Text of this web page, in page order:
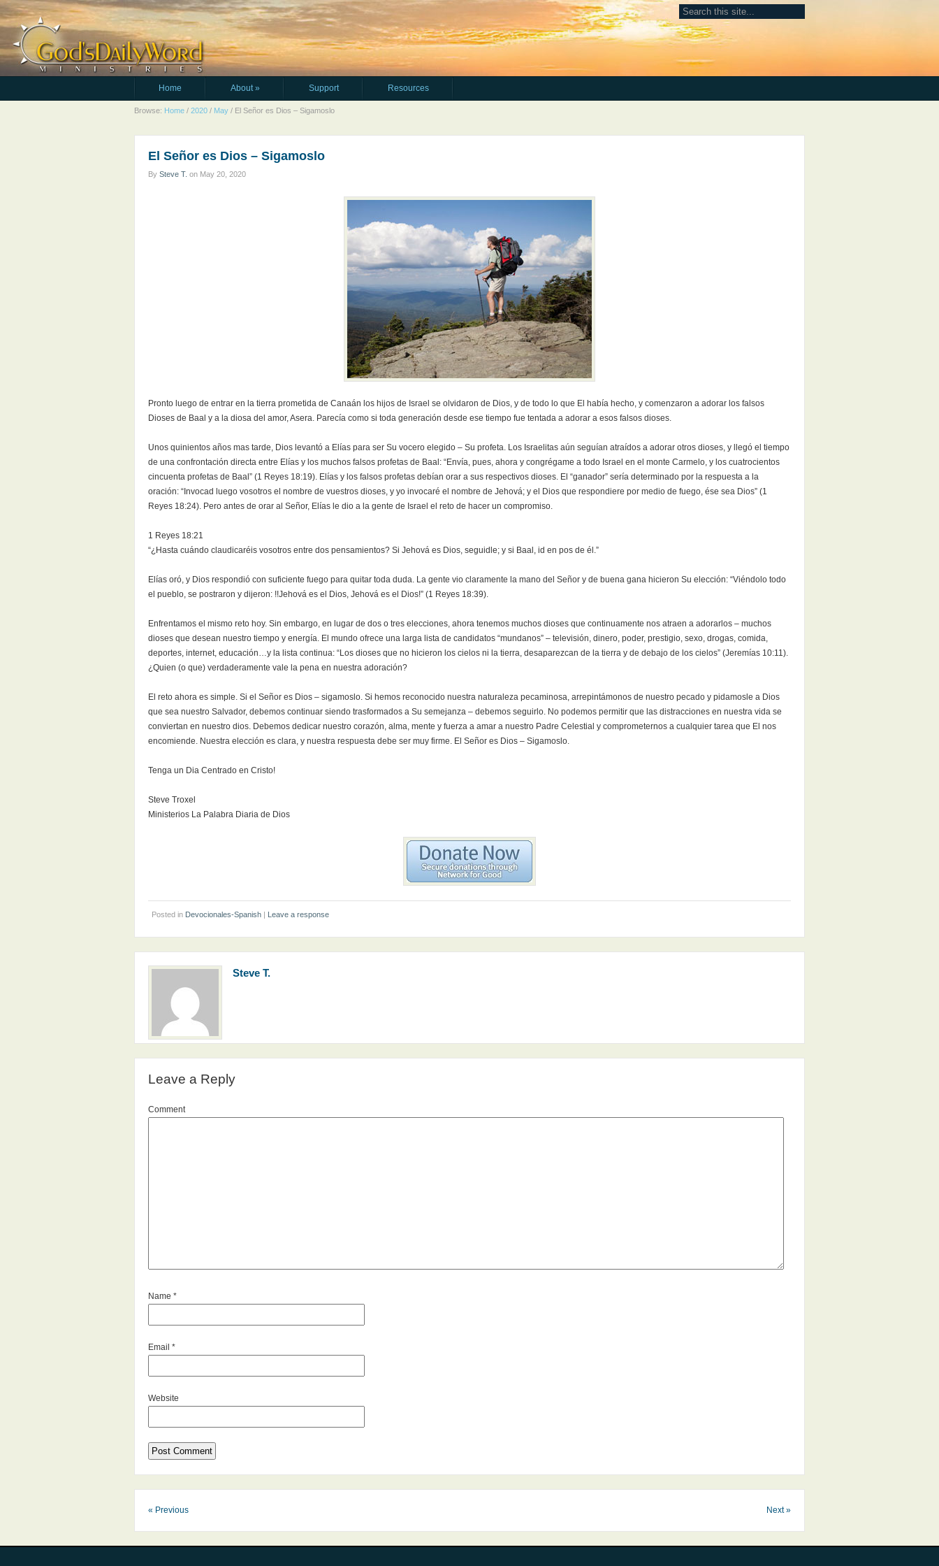
Home About» Support Resources
Browse: Home / 2020 / May / El Señor es Dios – Sigamoslo
El Señor es Dios – Sigamoslo
By Steve T. on May 20, 2020
Pronto luego de entrar en la tierra prometida de Canaán los hijos de Israel se olvidaron de Dios, y de todo lo que El había hecho, y comenzaron a adorar los falsos
Dioses de Baal y a la diosa del amor, Asera. Parecía como si toda generación desde ese tiempo fue tentada a adorar a esos falsos dioses.
Unos quinientos años mas tarde, Dios levantó a Elías para ser Su vocero elegido – Su profeta. Los Israelitas aún seguían atraídos a adorar otros dioses, y llegó el tiempo
de una confrontación directa entre Elías y los muchos falsos profetas de Baal: “Envía, pues, ahora y congrégame a todo Israel en el monte Carmelo, y los cuatrocientos
cincuenta profetas de Baal” (1 Reyes 18:19). Elías y los falsos profetas debían orar a sus respectivos dioses. El “ganador” sería determinado por la respuesta a la
oración: “Invocad luego vosotros el nombre de vuestros dioses, y yo invocaré el nombre de Jehová; y el Dios que respondiere por medio de fuego, ése sea Dios” (1
Reyes 18:24). Pero antes de orar al Señor, Elías le dio a la gente de Israel el reto de hacer un compromiso.
1 Reyes 18:21
“¿Hasta cuándo claudicaréis vosotros entre dos pensamientos? Si Jehová es Dios, seguidle; y si Baal, id en pos de él.”
Elías oró, y Dios respondió con suficiente fuego para quitar toda duda. La gente vio claramente la mano del Señor y de buena gana hicieron Su elección: “Viéndolo todo
el pueblo, se postraron y dijeron: !!Jehová es el Dios, Jehová es el Dios!” (1 Reyes 18:39).
Enfrentamos el mismo reto hoy. Sin embargo, en lugar de dos o tres elecciones, ahora tenemos muchos dioses que continuamente nos atraen a adorarlos – muchos
dioses que desean nuestro tiempo y energía. El mundo ofrece una larga lista de candidatos “mundanos” – televisión, dinero, poder, prestigio, sexo, drogas, comida,
deportes, internet, educación…y la lista continua: “Los dioses que no hicieron los cielos ni la tierra, desaparezcan de la tierra y de debajo de los cielos” (Jeremías 10:11).
¿Quien (o que) verdaderamente vale la pena en nuestra adoración?
El reto ahora es simple. Si el Señor es Dios – sigamoslo. Si hemos reconocido nuestra naturaleza pecaminosa, arrepintámonos de nuestro pecado y pidamosle a Dios
que sea nuestro Salvador, debemos continuar siendo trasformados a Su semejanza – debemos seguirlo. No podemos permitir que las distracciones en nuestra vida se
conviertan en nuestro dios. Debemos dedicar nuestro corazón, alma, mente y fuerza a amar a nuestro Padre Celestial y comprometernos a cualquier tarea que El nos
encomiende. Nuestra elección es clara, y nuestra respuesta debe ser muy firme. El Señor es Dios – Sigamoslo.
Tenga un Dia Centrado en Cristo!
Steve Troxel
Ministerios La Palabra Diaria de Dios
Posted in Devocionales-Spanish | Leave a response
Steve T.
Leave a Reply
Comment
Name *
Email *
Website
« Previous Next »